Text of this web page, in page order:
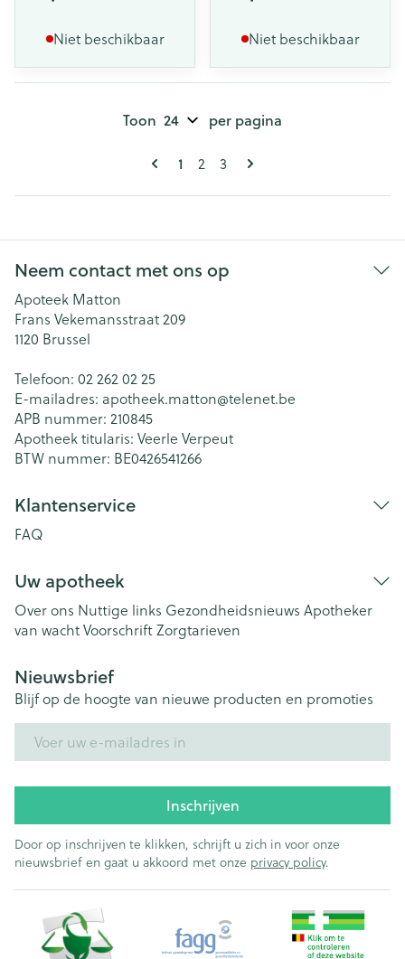
Niet beschikbaar Niet beschikbaar
Pagina's
U lees momenteel pagina
1 Pagina
2 Pagina
3
Toon per pagina
Neem contact met ons op
Apoteek Matton
Frans Vekemansstraat 209
1120 Brussel
Telefoon: 02 262 02 25
E-mailadres: apotheek.matton@telenet.be
APB nummer: 210845
Apotheek titularis: Veerle Verpeut
BTW nummer: BE0426541266
Klantenservice
FAQ
Uw apotheek
Over ons Nuttige links Gezondheidsnieuws Apotheker
van wachtVoorschriftZorgtarieven
Nieuwsbrief
Blijf op de hoogte van nieuwe producten en promoties
Inschrijven
Door op inschrijven te klikken, schrijft u zich in voor onze
nieuwsbrief en gaat u akkoord met onze privacy policy.